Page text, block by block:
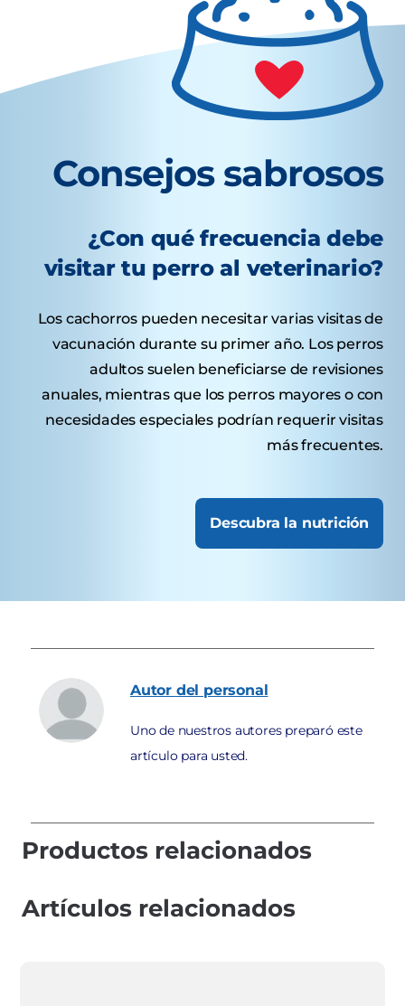
Consejos sabrosos
¿Con qué frecuencia debe
visitar tu perro al veterinario?
Los cachorros pueden necesitar varias visitas de
vacunación durante su primer año. Los perros
adultos suelen beneficiarse de revisiones
anuales, mientras que los perros mayores o con
necesidades especiales podrían requerir visitas
más frecuentes.
Descubra la nutrición
Autor del personal
Uno de nuestros autores preparó este
artículo para usted.
Productos relacionados
Artículos relacionados